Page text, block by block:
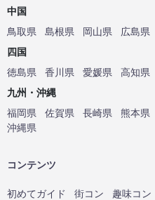
中国
鳥取県
島根県 岡山県 広島県
四国
徳島県
香川県 愛媛県
高知県
九州・沖縄
福岡県
佐賀県 長崎県 熊本県
沖縄県
コンテンツ
初めてガイド 街コン 趣味コン